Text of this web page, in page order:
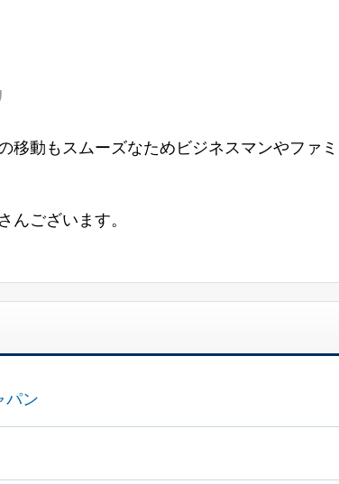
移動もスムーズなためビジネスマンやファ
ございます。
パン